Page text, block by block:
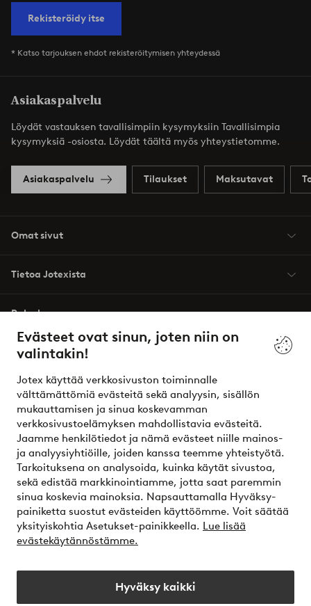
Evästeet ovat sinun, joten niin on
valintakin!
Jotex käyttää verkkosivuston toiminnalle
välttämättömiä evästeitä sekä analyysin, sisällön
mukauttamisen ja sinua koskevamman
verkkosivustoelämyksen mahdollistavia evästeitä.
Jaamme henkilötiedot ja nämä evästeet niille mainos-
ja analyysiyhtiöille, joiden kanssa teemme yhteistyötä.
Tarkoituksena on analysoida, kuinka käytät sivustoa,
sekä edistää markkinointiamme, jotta saat paremmin
sinua koskevia mainoksia. Napsauttamalla Hyväksy-
painiketta suostut evästeiden käyttöömme. Voit säätää
yksityiskohtia Asetukset-painikkeella. Lue lisää
evästekäytännöstämme.
Hyväksy kaikki
Rekisteröidy itse
* Katso tarjouksen ehdot rekisteröitymisen yhteydessä
Asiakaspalvelu
Löydät vastauksen tavallisimpiin kysymyksiin Tavallisimpia
kysymyksiä -osiosta. Löydät täältä myös yhteystietomme.
Asiakaspalvelu Tilaukset Maksutavat
Omat sivut
Tietoa Jotexista
Palvelumme
Ehdot
Ystävät
Turvalliset maksut – maksa nyt tai erissä
Haluatko tietää lisää maksuvaihtoehdoistamme?
elpy